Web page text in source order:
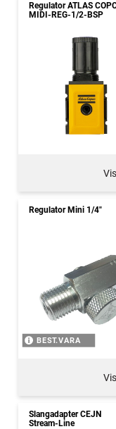
Regulator ATLAS
MIDI-REG-1/2-BSP
Regulator Mini 1/4"
BEST.VARA
Slangadapter CEJN
Stream-Line